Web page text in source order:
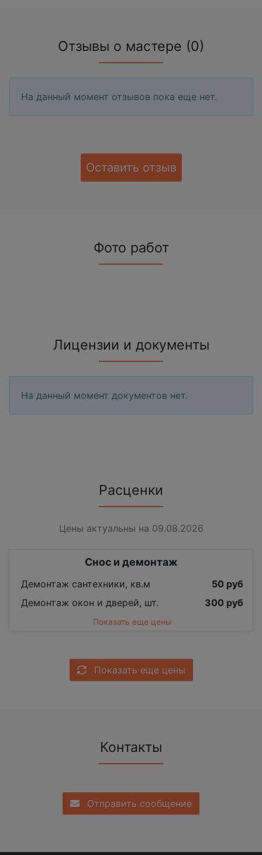
Отзывы о мастере (0)
На данный момент отзывов пока еще нет.
Оставить отзыв
Фото работ
Лицензии и документы
На данный момент документов нет.
Расценки
Цены актуальны на 09.08.2026
Снос и демонтаж
Демонтаж сантехники, кв.м
50 руб
Демонтаж окон и дверей, шт.
300 руб
Показать еще цены
Показать еще цены
Контакты
Отправить сообщение